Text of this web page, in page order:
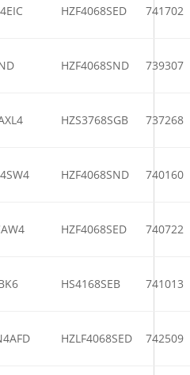
HZF4068SED 741702
HZF4068SND 739307
HZS3768SGB 737268
HZF4068SND 740160
HZF4068SED 740722
HS4168SEB 741013
HZLF4068SED 742509